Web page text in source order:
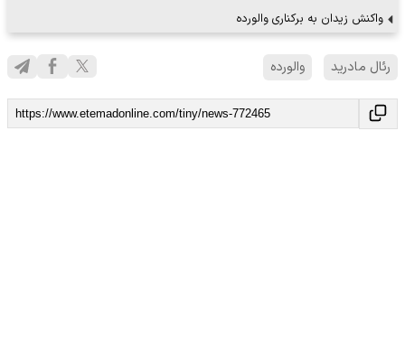
واکنش زیدان به برکناری والورده
رئال مادرید والورده